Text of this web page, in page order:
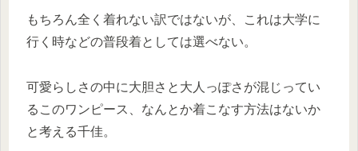
もちろん全く着れない訳ではないが、これは大学に
行く時などの普段着としては選べない。
可愛らしさの中に大胆さと大人っぽさが混じってい
るこのワンピース、なんとか着こなす方法はないか
と考える千佳。